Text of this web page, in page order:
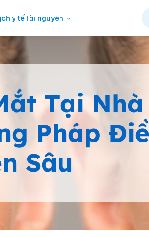
y tếTài nguyên
Tại
Pháp
Sâu